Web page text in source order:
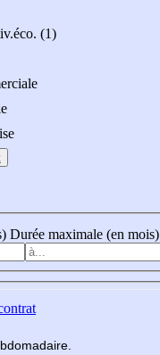
(1)
Durée maximale (en mois)
madaire